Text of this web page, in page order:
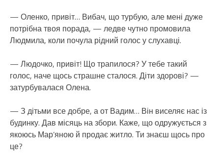
— Оленко, привіт… Вибач, що турбую, але мені дуже
потрібна твоя порада, — ледве чутно промовила
Людмила, коли почула рідний голос у слухавці.
— Людочко, привіт! Що трапилося? У тебе такий
голос, наче щось страшне сталося. Діти здорові? —
затурбувалася Олена.
— З дітьми все добре, а от Вадим… Він виселяє нас із
будинку. Дав місяць на збори. Каже, що одружується з
якоюсь Мар’яною й продає житло. Ти знаєш щось про
це?